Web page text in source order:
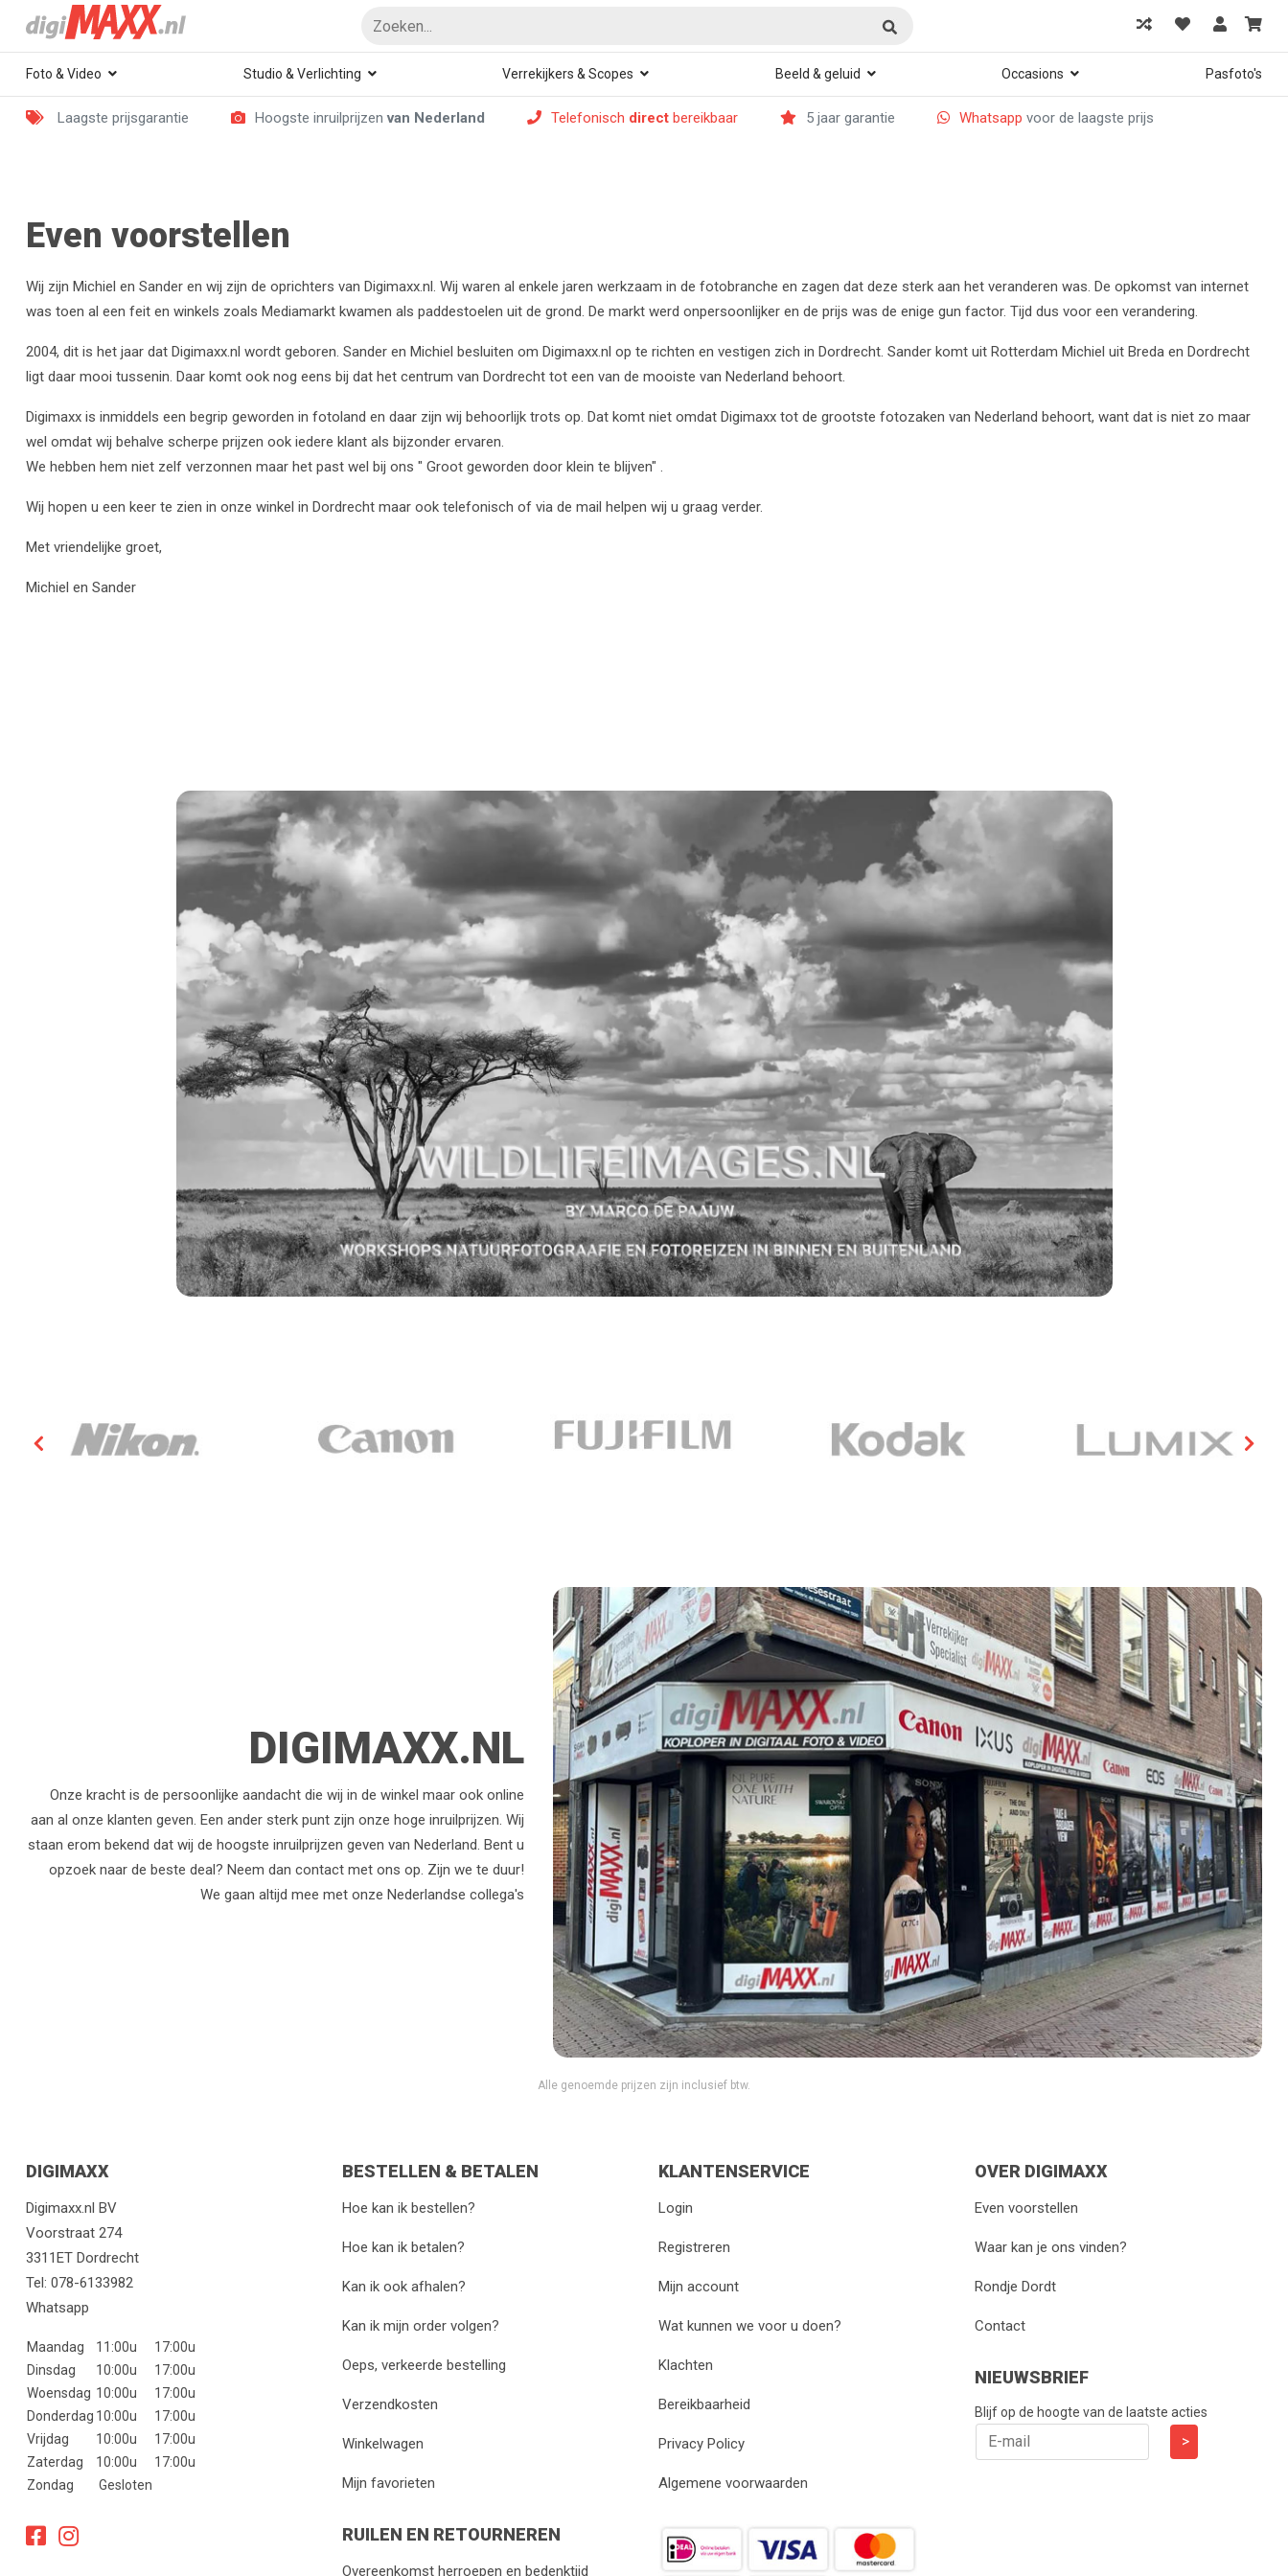
Foto & Video Studio & Verlichting Verrekijkers & Scopes Beeld & geluid Occasions Pasfoto's
Laagste prijsgarantie Hoogste inruilprijzenvan Nederland Telefonisch direct bereikbaar 5 jaar garantie Whatsapp voor de laagste prijs
Even voorstellen
Wij zijn Michiel en Sander en wij zijn de oprichters van Digimaxx.nl. Wij waren al enkele jaren werkzaam in de fotobranche en zagen dat deze sterk aan het veranderen was. De opkomst van internet
was toen al een feit en winkels zoals Mediamarkt kwamen als paddestoelen uit de grond. De markt werd onpersoonlijker en de prijs was de enige gun factor. Tijd dus voor een verandering.
2004, dit is het jaar dat Digimaxx.nl wordt geboren. Sander en Michiel besluiten om Digimaxx.nl op te richten en vestigen zich in Dordrecht. Sander komt uit Rotterdam Michiel uit Breda en Dordrecht
ligt daar mooi tussenin. Daar komt ook nog eens bij dat het centrum van Dordrecht tot een van de mooiste van Nederland behoort.
Digimaxx is inmiddels een begrip geworden in fotoland en daar zijn wij behoorlijk trots op. Dat komt niet omdat Digimaxx tot de grootste fotozaken van Nederland behoort, want dat is niet zo maar
wel omdat wij behalve scherpe prijzen ook iedere klant als bijzonder ervaren.
We hebben hem niet zelf verzonnen maar het past wel bij ons " Groot geworden door klein te blijven" .
Wij hopen u een keer te zien in onze winkel in Dordrecht maar ook telefonisch of via de mail helpen wij u graag verder.
Met vriendelijke groet,
Michiel en Sander
DIGIMAXX.NL
Onze kracht is de persoonlijke aandacht die wij in de winkel maar ook online
aan al onze klanten geven. Een ander sterk punt zijn onze hoge inruilprijzen. Wij
staan erom bekend dat wij de hoogste inruilprijzen geven van Nederland. Bent u
opzoek naar de beste deal? Neem dan contact met ons op. Zijn we te duur!
We gaan altijd mee met onze Nederlandse collega's
Alle genoemde prijzen zijn inclusief btw.
DIGIMAXX
Digimaxx.nl BV
Voorstraat 274
3311ET Dordrecht
Tel: 078-6133982
Whatsapp
Maandag 11:00u
17:00u
Dinsdag
10:00u
17:00u
Woensdag 10:00u
17:00u
Donderdag 10:00u
17:00u
Vrijdag
10:00u
17:00u
Zaterdag
10:00u
17:00u
Zondag
Gesloten
BESTELLEN & BETALEN
Hoe kan ik bestellen?
Hoe kan ik betalen?
Kan ik ook afhalen?
Kan ik mijn order volgen?
Oeps, verkeerde bestelling
Verzendkosten
Winkelwagen
Mijn favorieten
RUILEN EN RETOURNEREN
Overeenkomst herroepen en bedenktijd
KLANTENSERVICE
Login
Registreren
Mijn account
Wat kunnen we voor u doen?
Klachten
Bereikbaarheid
Privacy Policy
Algemene voorwaarden
OVER DIGIMAXX
Even voorstellen
Waar kan je ons vinden?
Rondje Dordt
Contact
NIEUWSBRIEF
Blijf op de hoogte van de laatste acties